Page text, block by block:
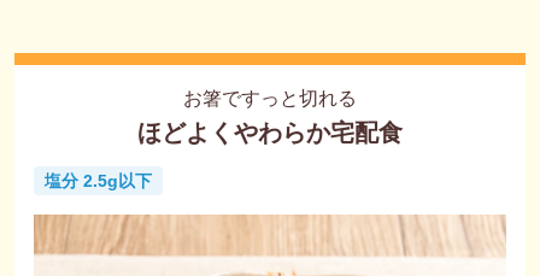
お箸ですっと切れる
ほどよくやわらか宅配食
塩分 2.5g以下